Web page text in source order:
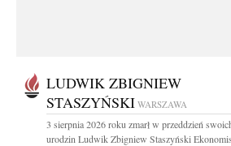
LUDWIK ZBIGNIEW
STASZYŃSKI WARSZAWA
3 sierpnia 2026 roku zmarł w przeddzień
urodzin Ludwik Zbigniew Staszyński